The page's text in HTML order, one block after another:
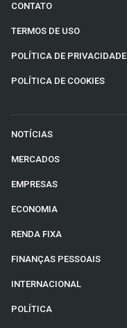
CONTATO
TERMOS DE USO
POLÍTICA DE PRIVACIDADE
POLÍTICA DE COOKIES
NOTÍCIAS
MERCADOS
EMPRESAS
ECONOMIA
RENDA FIXA
FINANÇAS PESSOAIS
INTERNACIONAL
POLÍTICA